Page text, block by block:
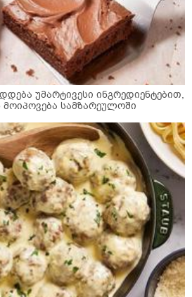
უმარტივესი ინგრედიენტებით,
სამზარეულოში